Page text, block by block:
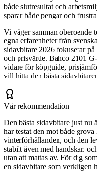
både slutresultat och
sparar både pengar och
Vi väger samman oberoende
egna erfarenheter från
sidavbitare 2026 fokuserar
och prisvärde. Bahco 2101
vidare för köpguide,
vill hitta den bästa
Vår rekommendation
Den bästa sidavbitare just nu
har testat den mot både
vinterförhållanden, och den
stabilt även med handskar,
utan att mattas av. För dig
en sidavbitare som verkligen